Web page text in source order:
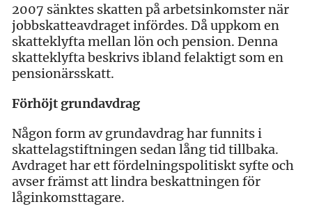
2007 sänktes skatten på arbetsinkomster när
jobbskatteavdraget infördes. Då uppkom en
skatteklyfta mellan lön och pension. Denna
skatteklyfta beskrivs ibland felaktigt som en
pensionärsskatt.
Förhöjt grundavdrag
Någon form av grundavdrag har funnits i
skattelagstiftningen sedan lång tid tillbaka.
Avdraget har ett fördelningspolitiskt syfte och
avser främst att lindra beskattningen för
låginkomsttagare.